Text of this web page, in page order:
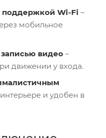
Wi-Fi –
мобильное
видео –
движении у входа.
и удобен в